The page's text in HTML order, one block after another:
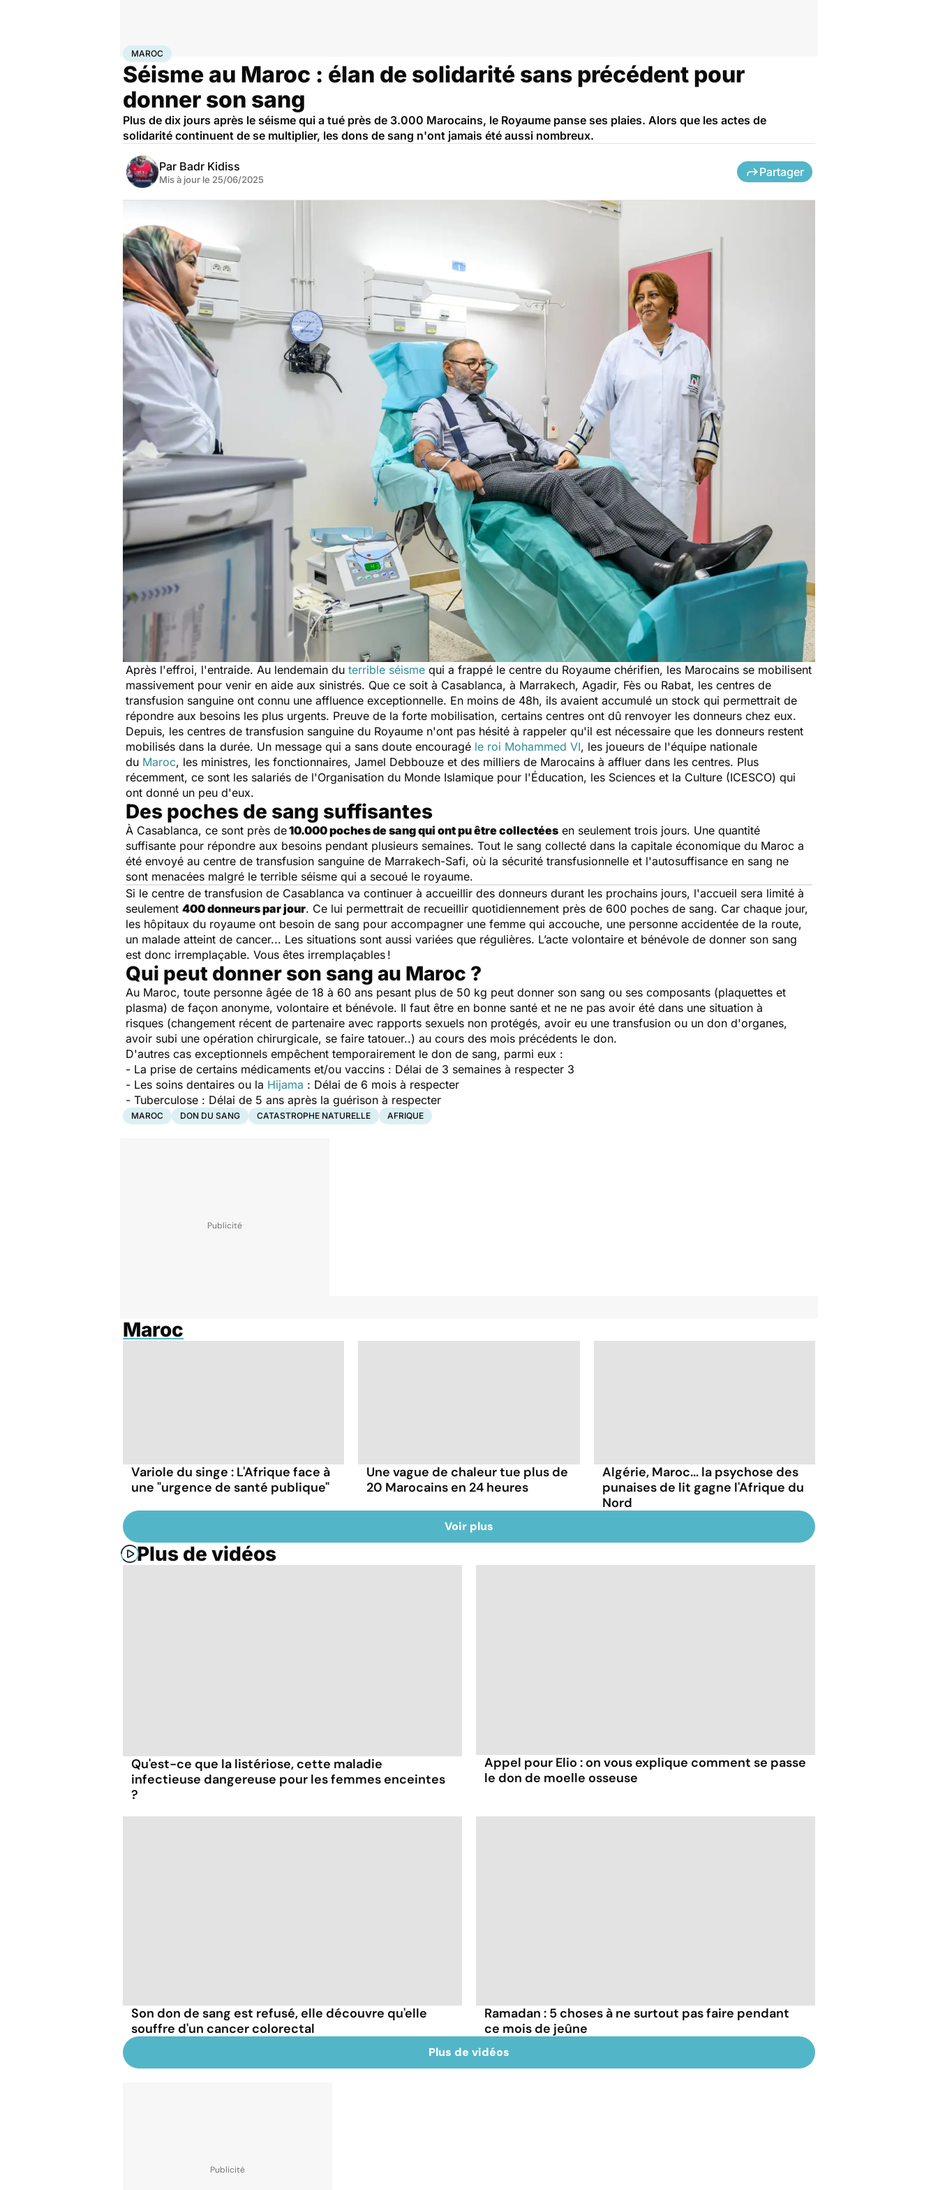
AccueilSanté
MAROC
Séisme au Maroc : élan de solidarité sans précédent pour
donner son sang
Plus de dix jours après le séisme qui a tué près de 3.000 Marocains, le Royaume panse ses plaies. Alors que les actes de
solidarité continuent de se multiplier, les dons de sang n'ont jamais été aussi nombreux.
Par Badr Kidiss
Mis à jour le 25/06/2025
Partager
Après l'effroi, l'entraide. Au lendemain du terrible séisme qui a frappé le centre du Royaume chérifien, les Marocains se mobilisent
massivement pour venir en aide aux sinistrés. Que ce soit à Casablanca, à Marrakech, Agadir, Fès ou Rabat, les centres de
transfusion sanguine ont connu une affluence exceptionnelle. En moins de 48h, ils avaient accumulé un stock qui permettrait de
répondre aux besoins les plus urgents. Preuve de la forte mobilisation, certains centres ont dû renvoyer les donneurs chez eux.
Depuis, les centres de transfusion sanguine du Royaume n'ont pas hésité à rappeler qu'il est nécessaire que les donneurs restent
mobilisés dans la durée. Un message qui a sans doute encouragé le roi Mohammed VI, les joueurs de l'équipe nationale
du Maroc, les ministres, les fonctionnaires, Jamel Debbouze et des milliers de Marocains à affluer dans les centres. Plus
récemment, ce sont les salariés de l'Organisation du Monde Islamique pour l'Éducation, les Sciences et la Culture (ICESCO) qui
ont donné un peu d'eux.
Des poches de sang suffisantes
À Casablanca, ce sont près de10.000 poches de sang qui ont pu être collectées en seulement trois jours. Une quantité
suffisante pour répondre aux besoins pendant plusieurs semaines. Tout le sang collecté dans la capitale économique du Maroc a
été envoyé au centre de transfusion sanguine de Marrakech-Safi, où la sécurité transfusionnelle et l'autosuffisance en sang ne
sont menacées malgré le terrible séisme qui a secoué le royaume.
Si le centre de transfusion de Casablanca va continuer à accueillir des donneurs durant les prochains jours, l'accueil sera limité à
seulement 400 donneurs par jour. Ce lui permettrait de recueillir quotidiennement près de 600 poches de sang. Car chaque jour,
les hôpitaux du royaume ont besoin de sang pour accompagner une femme qui accouche, une personne accidentée de la route,
un malade atteint de cancer... Les situations sont aussi variées que régulières. L’acte volontaire et bénévole de donner son sang
est donc irremplaçable. Vous êtes irremplaçables !
Qui peut donner son sang au Maroc ?
Au Maroc, toute personne âgée de 18 à 60 ans pesant plus de 50 kg peut donner son sang ou ses composants (plaquettes et
plasma) de façon anonyme, volontaire et bénévole. Il faut être en bonne santé et ne ne pas avoir été dans une situation à
risques (changement récent de partenaire avec rapports sexuels non protégés, avoir eu une transfusion ou un don d'organes,
avoir subi une opération chirurgicale, se faire tatouer..) au cours des mois précédents le don.
D'autres cas exceptionnels empêchent temporairement le don de sang, parmi eux :
- La prise de certains médicaments et/ou vaccins : Délai de 3 semaines à respecter 3
- Les soins dentaires ou la Hijama : Délai de 6 mois à respecter
- Tuberculose : Délai de 5 ans après la guérison à respecter
MAROC DON DU SANG CATASTROPHE NATURELLE AFRIQUE
Maroc
Variole du singe : L'Afrique face à
une "urgence de santé publique"
Une vague de chaleur tue plus de
20 Marocains en 24 heures
Algérie, Maroc... la psychose des
punaises de lit gagne l'Afrique du
Nord
Voir plus
Plus de vidéos
Qu'est-ce que la listériose, cette maladie
infectieuse dangereuse pour les femmes enceintes
?
Appel pour Elio : on vous explique comment se passe
le don de moelle osseuse
Son don de sang est refusé, elle découvre qu'elle
souffre d'un cancer colorectal
Ramadan : 5 choses à ne surtout pas faire pendant
ce mois de jeûne
Plus de vidéos